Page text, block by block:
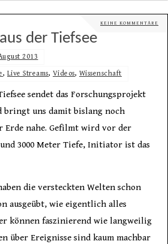
KEINE KOMMENTARE
der Tiefsee
2013
, Live Streams, Videos, Wissenschaft
sendet das Forschungsprojekt
bringt uns damit bislang noch
Erde nahe. Gefilmt wird vor der
3000 Meter Tiefe, Initiator ist das
die versteckten Welten schon
ausgeübt, wie eigentlich alles
können faszinierend wie langweilig
über Ereignisse sind kaum machbar